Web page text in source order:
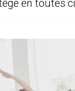
en toutes